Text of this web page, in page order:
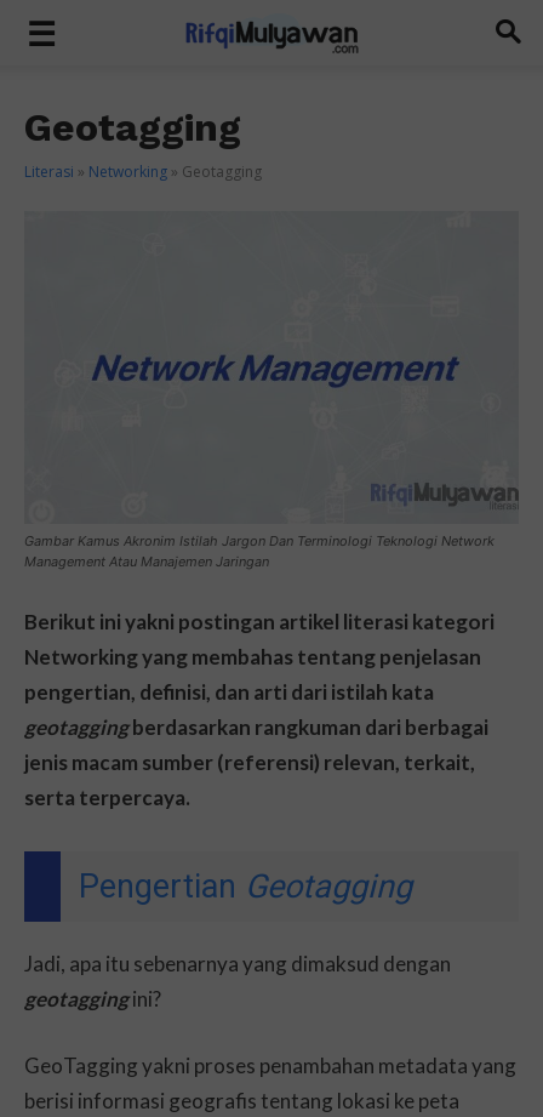
Geotagging
Literasi » Networking » Geotagging
Gambar Kamus Akronim Istilah Jargon Dan Terminologi Teknologi Network
Management Atau Manajemen Jaringan
Berikut ini yakni postingan artikel literasi kategori
Networking yang membahas tentang penjelasan
pengertian, definisi, dan arti dari istilah kata
geotaggingberdasarkan rangkuman dari berbagai
jenis macam sumber (referensi) relevan, terkait,
serta terpercaya.
Pengertian Geotagging
Jadi, apa itu sebenarnya yang dimaksud dengan
geotaggingini?
GeoTagging yakni proses penambahan metadata yang
berisi informasi geografis tentang lokasi ke peta